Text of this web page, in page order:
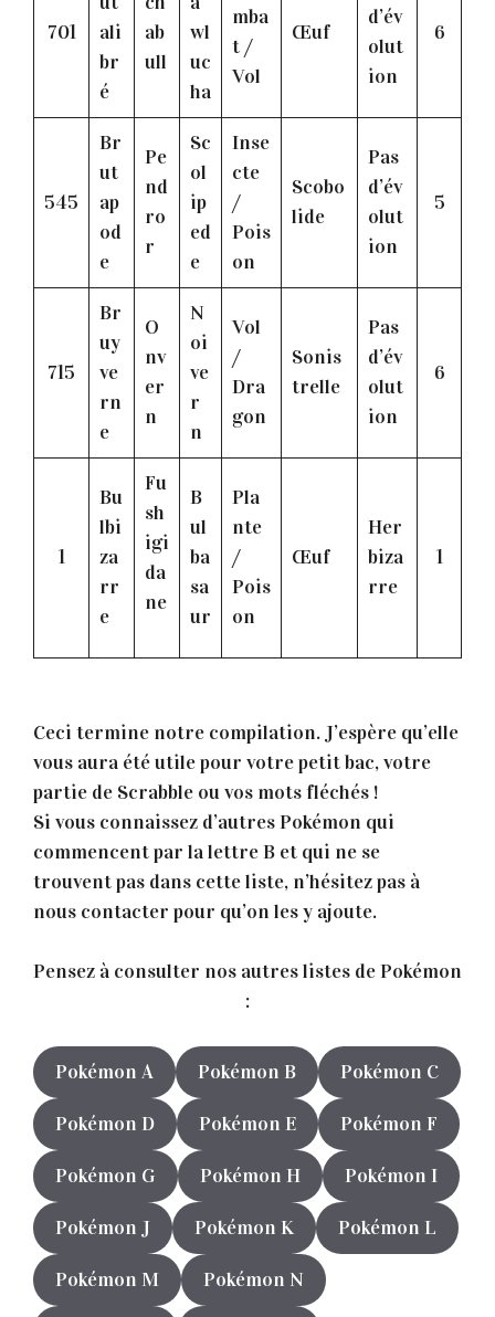
701
ali
br
é
ab
ull
wl
uc
ha
mba
t /
Vol
Œuf
d’év
olut
ion
6
545
Br
ut
ap
od
e
Pe
nd
ro
r
Sc
ol
ip
ed
e
Inse
cte
/
Pois
on
Scobo
lide
Pas
d’év
olut
ion
5
715
Br
uy
ve
rn
e
O
nv
er
n
N
oi
ve
r
n
Vol
/
Dra
gon
Sonis
trelle
Pas
d’év
olut
ion
6
1
Bu
lbi
za
rr
e
Fu
sh
igi
da
ne
B
ul
ba
sa
ur
Pla
nte
/
Pois
on
Œuf
Her
biza
rre
1
Ceci termine notre compilation. J’espère qu’elle
vous aura été utile pour votre petit bac, votre
partie de Scrabble ou vos mots fléchés !
Si vous connaissez d’autres Pokémon qui
commencent par la lettre B et qui ne se
trouvent pas dans cette liste, n’hésitez pas à
nous contacter pour qu’on les y ajoute.
Pensez à consulter nos autres listes de Pokémon
:
Pokémon A Pokémon B Pokémon C
Pokémon D Pokémon E Pokémon F
Pokémon G Pokémon H Pokémon I
Pokémon J Pokémon K Pokémon L
Pokémon M Pokémon N